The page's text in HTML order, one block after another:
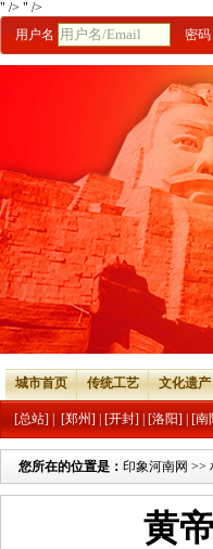
" /> " />
用户名
密码
城市首页 传统工艺 文化遗产
[总站] [郑州] [开封] [洛阳] [南
您所在的位置是： 印象河南网 >>
黄